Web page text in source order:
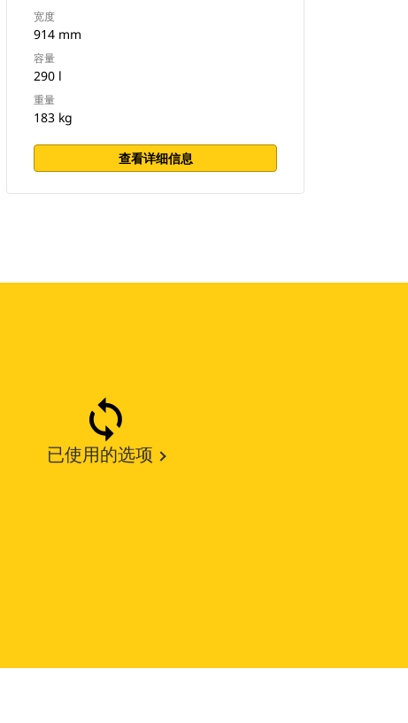
宽度
914 mm
容量
290 l
重量
183 kg
查看详细信息
已使用的选项